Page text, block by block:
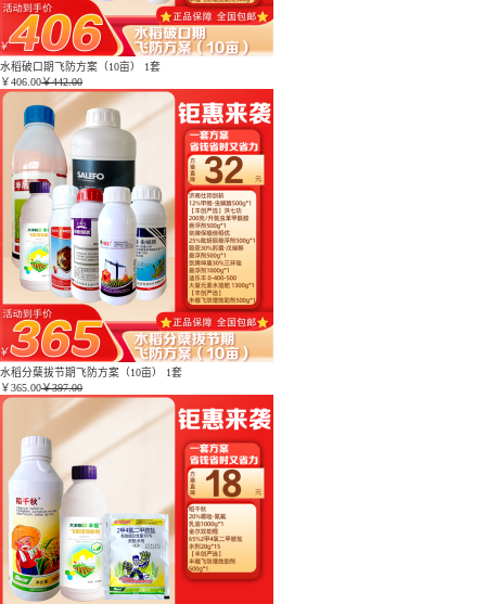
水稻破口期飞防方案（10亩） 1套
￥406.00￥442.00
水稻分蘖拔节期飞防方案（10亩） 1套
￥365.00￥397.00